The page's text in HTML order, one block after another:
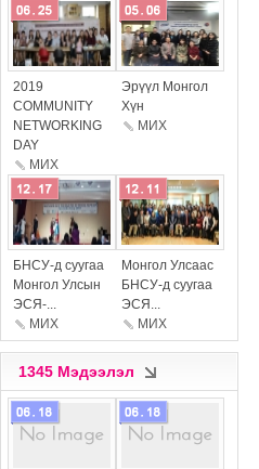
more
2019
COMMUNITY
NETWORKING
DAY
МИX
more
Эрүүл Монгол
Хүн
МИX
more
БНСУ-д суугаа
Монгол Улсын
ЭСЯ-...
МИX
more
Монгол Улсаас
БНСУ-д суугаа
ЭСЯ...
МИX
1345 Мэдээлэл